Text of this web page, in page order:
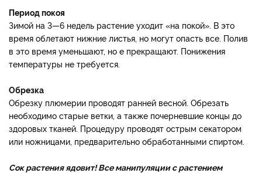
Период покоя
Зимой на 3—6 недель растение уходит «на покой». В это
время облетают нижние листья, но могут опасть все. Полив
в это время уменьшают, но е прекращают. Понижения
температуры не требуется.
Обрезка
Обрезку плюмерии проводят ранней весной. Обрезать
необходимо старые ветки, а также почерневшие концы до
здоровых тканей. Процедуру проводят острым секатором
или ножницами, предварительно обработанными спиртом.
Сок растения ядовит! Все манипуляции с растением